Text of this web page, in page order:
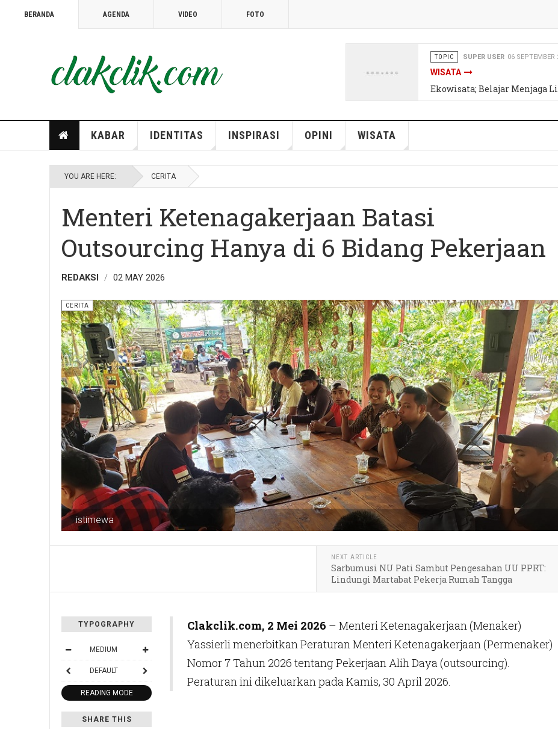
BERANDA AGENDA VIDEO FOTO
SUPER USER 06 SEPTEMBER 2019
WISATA
Ekowisata; Belajar Menjaga Lingkungan
TOPIC REDAKSI 06 SEPTEMBER 2019
INSPIRASI
Awas, Tertipu Hoax Kesehatan
KABAR IDENTITAS INSPIRASI OPINI WISATA
YOU ARE HERE: CERITA
Menteri Ketenagakerjaan Batasi
Outsourcing Hanya di 6 Bidang Pekerjaan
REDAKSI 02 MAY 2026
istimewa
CERITA
NEXT ARTICLE
Sarbumusi NU Pati Sambut Pengesahan UU PPRT:
Lindungi Martabat Pekerja Rumah Tangga
TYPOGRAPHY
MEDIUM
DEFAULT
READING MODE
SHARE THIS
Clakclik.com, 2 Mei 2026 – Menteri Ketenagakerjaan (Menaker)
Yassierli menerbitkan Peraturan Menteri Ketenagakerjaan (Permenaker)
Nomor 7 Tahun 2026 tentang Pekerjaan Alih Daya (outsourcing).
Peraturan ini dikeluarkan pada Kamis, 30 April 2026.